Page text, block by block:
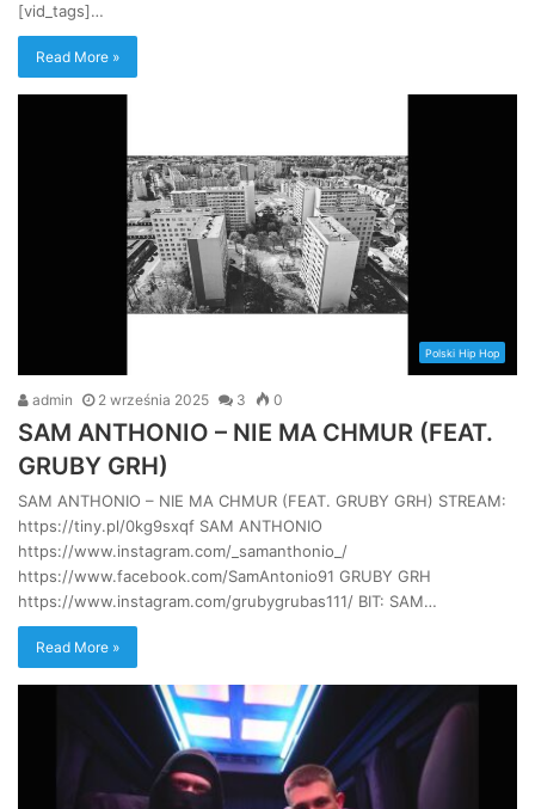
[vid_tags]…
Read More »
Polski Hip Hop
admin 2 września 2025 3 0
SAM ANTHONIO – NIE MA CHMUR (FEAT.
GRUBY GRH)
SAM ANTHONIO – NIE MA CHMUR (FEAT. GRUBY GRH) STREAM:
https://tiny.pl/0kg9sxqf SAM ANTHONIO
https://www.instagram.com/_samanthonio_/
https://www.facebook.com/SamAntonio91 GRUBY GRH
https://www.instagram.com/grubygrubas111/ BIT: SAM…
Read More »